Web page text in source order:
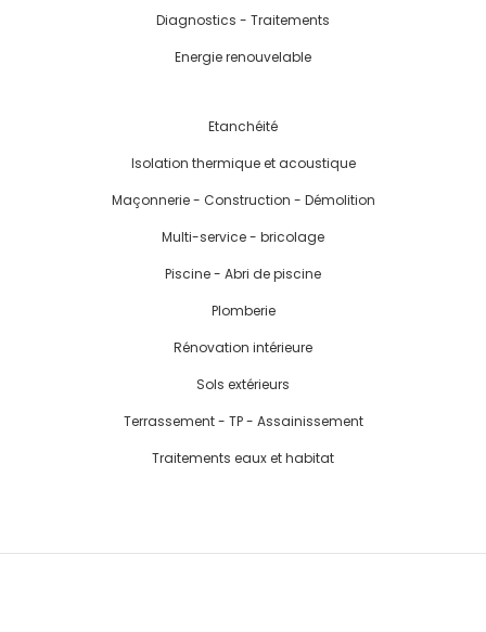
Diagnostics - Traitements
Energie renouvelable
Etanchéité
Isolation thermique et acoustique
Maçonnerie - Construction - Démolition
Multi-service - bricolage
Piscine - Abri de piscine
Plomberie
Rénovation intérieure
Sols extérieurs
Terrassement - TP - Assainissement
Traitements eaux et habitat